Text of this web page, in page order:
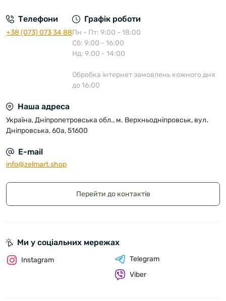
Телефони
+38 (073) 073 34 88
Графік роботи
Пн - Пт: 9:00 - 18:00
Сб: 9:00 - 16:00
Нд: 9:00 - 14:00
Обробка інтернет замовлень кожного дня
до 16:00
Наша адреса
Україна, Дніпропетровська обл., м. Верхньодніпровськ, вул.
Дніпровська, 60а, 51600
E-mail
info@zelmart.shop
Перейти до контактів
Ми у соціальних мережах
Instagram
Telegram
Viber